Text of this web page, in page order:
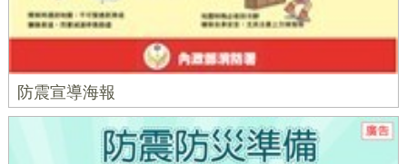
防震宣導海報